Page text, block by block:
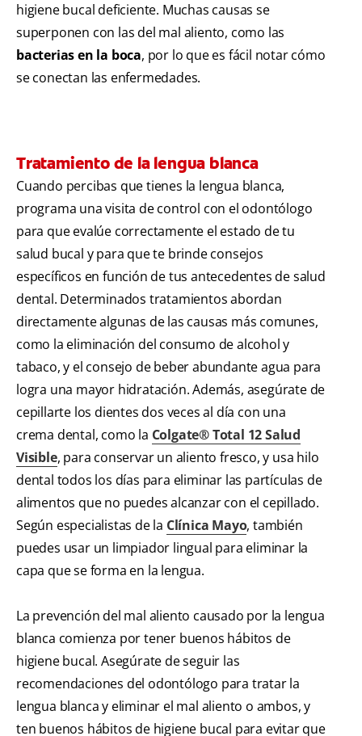
higiene bucal deficiente. Muchas causas se
superponen con las del mal aliento, como las
bacterias en la boca, por lo que es fácil notar cómo
se conectan las enfermedades.
Tratamiento de la lengua blanca
Cuando percibas que tienes la lengua blanca,
programa una visita de control con el odontólogo
para que evalúe correctamente el estado de tu
salud bucal y para que te brinde consejos
específicos en función de tus antecedentes de salud
dental. Determinados tratamientos abordan
directamente algunas de las causas más comunes,
como la eliminación del consumo de alcohol y
tabaco, y el consejo de beber abundante agua para
logra una mayor hidratación. Además, asegúrate de
cepillarte los dientes dos veces al día con una
crema dental, como la Colgate® Total 12 Salud
Visible, para conservar un aliento fresco, y usa hilo
dental todos los días para eliminar las partículas de
alimentos que no puedes alcanzar con el cepillado.
Según especialistas de la Clínica Mayo, también
puedes usar un limpiador lingual para eliminar la
capa que se forma en la lengua.
La prevención del mal aliento causado por la lengua
blanca comienza por tener buenos hábitos de
higiene bucal. Asegúrate de seguir las
recomendaciones del odontólogo para tratar la
lengua blanca y eliminar el mal aliento o ambos, y
ten buenos hábitos de higiene bucal para evitar que